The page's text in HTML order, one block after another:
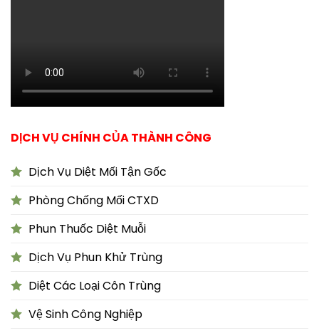
DỊCH VỤ CHÍNH CỦA THÀNH CÔNG
Dịch Vụ Diệt Mối Tận Gốc
Phòng Chống Mối CTXD
Phun Thuốc Diệt Muỗi
Dịch Vụ Phun Khử Trùng
Diệt Các Loại Côn Trùng
Vệ Sinh Công Nghiệp